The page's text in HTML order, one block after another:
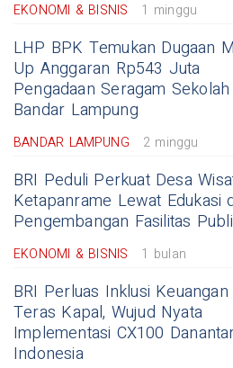
EKONOMI & BISNIS 1 minggu
LHP BPK Temukan Dugaan
Up Anggaran Rp543 Juta
Pengadaan Seragam
Bandar Lampung
BANDAR LAMPUNG 2 minggu
BRI Peduli Perkuat Desa
Ketapanrame Lewat Edukasi
Pengembangan Fasilitas
EKONOMI & BISNIS 1 bulan
BRI Perluas Inklusi
Teras Kapal, Wujud Nyata
Implementasi CX100
Indonesia